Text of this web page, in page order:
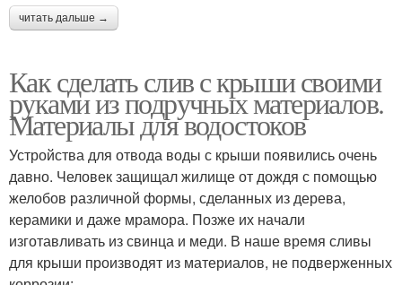
пластиковой бутылки
Бутылки в качестве
Бутылки в
образовательных
Бутылки для обучения
читать дальше →
Как сделать слив с крыши своими
руками из подручных материалов.
Материалы для водостоков
Устройства для отвода воды с крыши появились очень
давно. Человек защищал жилище от дождя с помощью
желобов различной формы, сделанных из дерева,
керамики и даже мрамора. Позже их начали
изготавливать из свинца и меди. В наше время сливы
для крыши производят из материалов, не подверженных